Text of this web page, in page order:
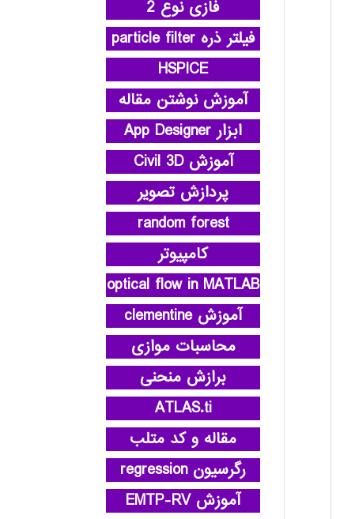
فازی نوع 2
فیلتر ذره particle filter
HSPICE
آموزش نوشتن مقاله
ابزار App Designer
آموزش Civil 3D
پردازش تصویر
random forest
کامپیوتر
optical flow in MATLAB
آموزش clementine
محاسبات موازی
برازش منحنی
ATLAS.ti
مقاله و کد متلب
رگرسیون regression
آموزش EMTP-RV